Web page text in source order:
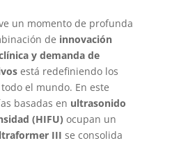
un momento de profunda
de innovación
y demanda de
está redefiniendo los
el mundo. En este
basadas en ultrasonido
(HIFU) ocupan un
III se consolida